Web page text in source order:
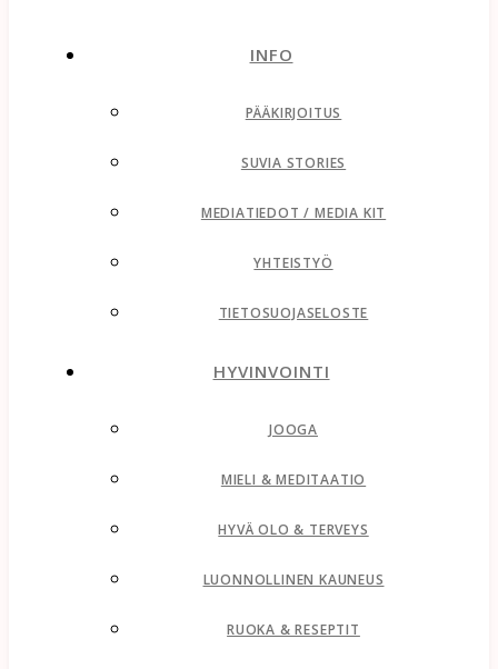
INFO
PÄÄKIRJOITUS
SUVIA STORIES
MEDIATIEDOT / MEDIA KIT
YHTEISTYÖ
TIETOSUOJASELOSTE
HYVINVOINTI
JOOGA
MIELI & MEDITAATIO
HYVÄ OLO & TERVEYS
LUONNOLLINEN KAUNEUS
RUOKA & RESEPTIT